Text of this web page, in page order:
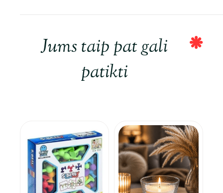
Jums taip pat gali
patikti